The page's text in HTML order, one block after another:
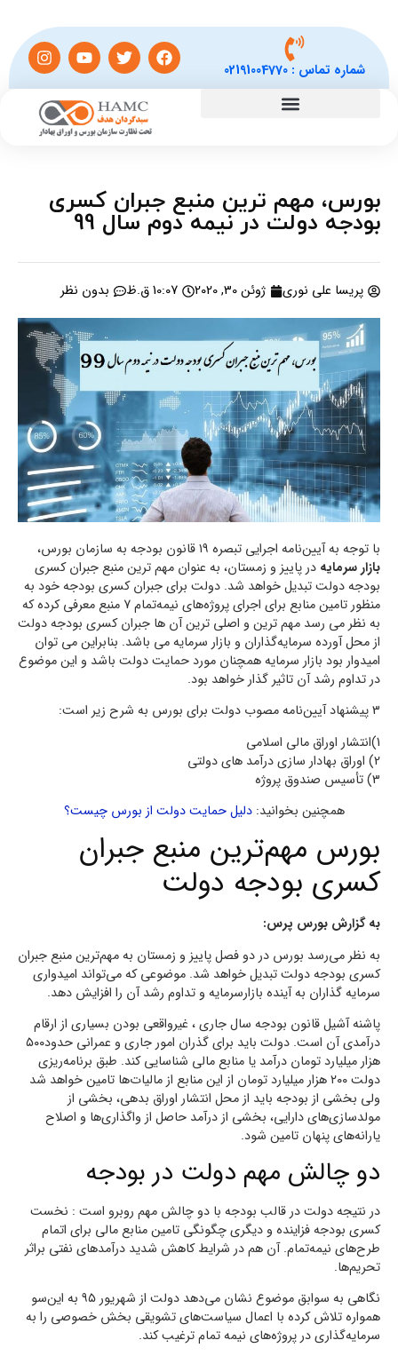
شماره تماس :02191004770
بورس، مهم ترین منبع جبران کسری
بودجه دولت در نیمه دوم سال 99
پریسا علی نوری ژوئن 30, 2020 10:07 ق.ظ بدون نظر
با توجه به آیین‌نامه اجرایی تبصره ۱۹ قانون بودجه به سازمان بورس،
بازار سرمایه در پاییز و زمستان، به عنوان مهم ترین منبع جبران کسری
بودجه دولت تبدیل خواهد شد. دولت برای جبران کسری بودجه خود به
منظور تامین منابع برای اجرای پروژه‌های نیمه‌تمام 7 منبع معرفی کرده که
به نظر می رسد مهم ترین و اصلی ترین آن ها جبران کسری بودجه دولت
از محل آورده سرمایه‌گذاران و بازار سرمایه می باشد. بنابراین می توان
امیدوار بود بازار سرمایه همچنان مورد حمایت دولت باشد و این موضوع
در تداوم رشد آن تاثیر گذار خواهد بود.
3 پیشنهاد آیین‌نامه مصوب دولت برای بورس به شرح زیر است:
1)انتشار اوراق مالی اسلامی
2) اوراق بهادار سازی درآمد های دولتی
3) تأسیس صندوق پروژه
همچنین بخوانید: دلیل حمایت دولت از بورس چیست؟
بورس مهم‌ترین منبع جبران
کسری بودجه دولت
به گزارش بورس پرس:
به نظر می‌رسد بورس در دو فصل پاییز و زمستان به مهم‌ترین منبع جبران
کسری بودجه دولت تبدیل خواهد شد. موضوعی که می‌تواند امیدواری
سرمایه‌ گذاران به آینده بازارسرمایه و تداوم رشد آن را افزایش دهد.
پاشنه آشیل قانون بودجه سال جاری ، غیرواقعی بودن بسیاری از ارقام
درآمدی آن است. دولت باید برای گذران امور جاری و عمرانی‌ حدود۵۰۰
هزار میلیارد تومان درآمد یا منابع مالی شناسایی کند. طبق برنامه‌ریزی
دولت ۲۰۰ هزار میلیارد تومان از این منابع از مالیات‌ها تامین خواهد شد
ولی بخشی از بودجه باید از محل انتشار اوراق بدهی،‌ بخشی از
مولدسازی‌های دارایی،‌ بخشی از درآمد حاصل از واگذاری‌ها و اصلاح
یارانه‌های پنهان تامین شود.
دو چالش مهم دولت در بودجه
در نتیجه دولت در قالب بودجه با دو چالش مهم روبرو است : نخست
کسری بودجه فزاینده و دیگری چگونگی تامین منابع مالی برای اتمام
طرح‌های نیمه‌تمام. آن هم در شرایط کاهش شدید درآمدهای نفتی براثر
تحریم‌ها.
نگاهی به سوابق موضوع نشان می‌دهد دولت از شهریور ۹۵ به این‌سو
همواره تلاش کرده با اعمال سیاست‌های تشویقی بخش خصوصی را به
سرمایه‌گذاری در پروژه‌های نیمه تمام ترغیب کند.